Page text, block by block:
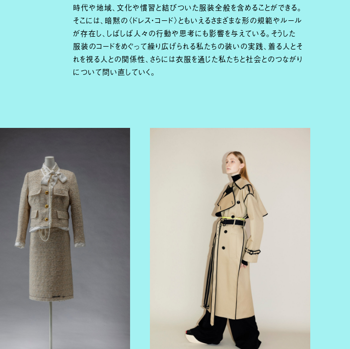
時代や地域、文化や慣習と結びついた服装全般を含めることができる。
そこには、暗黙の〈ドレス・コード〉ともいえるさまざまな形の規範やルール
が存在し、しばしば人々の行動や思考にも影響を与えている。そうした
服装のコードをめぐって繰り広げられる私たちの装いの実践、着る人とそ
れを視る人との関係性、さらには衣服を通じた私たちと社会とのつながり
について問い直していく。